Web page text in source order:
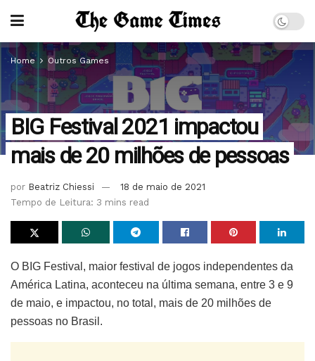
Home Outros Games
BIG Festival 2021 impactou
mais de 20 milhões de pessoas
por Beatriz Chiessi
18 de maio de 2021
Tempo de Leitura: 3 mins read
O BIG Festival, maior festival de jogos independentes da
América Latina, aconteceu na última semana, entre 3 e 9
de maio, e impactou, no total, mais de 20 milhões de
pessoas no Brasil.